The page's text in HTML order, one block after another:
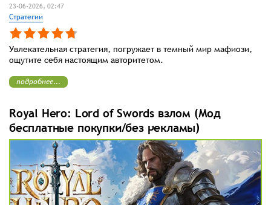
23-06-2026, 02:47
Стратегии
Увлекательная стратегия, погружает в темный мир мафиози,
ощутите себя настоящим авторитетом.
подробнее...
Royal Hero: Lord of Swords взлом (Мод
бесплатные покупки/без рекламы)